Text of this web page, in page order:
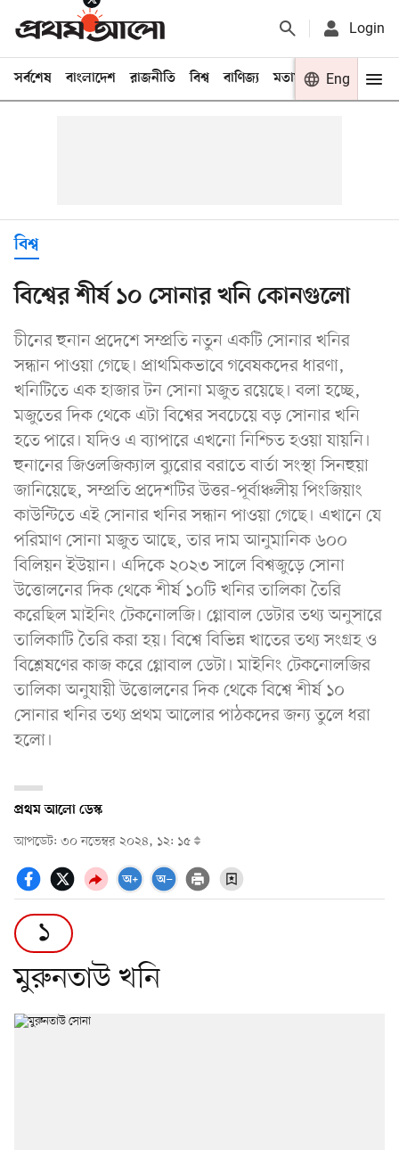
Login
সর্বশেষ বাংলাদেশ রাজনীতি বিশ্ব বাণিজ্য মতামত খেলা
Eng
বিশ্ব
বিশ্বের শীর্ষ ১০ সোনার খনি কোনগুলো
চীনের হুনান প্রদেশে সম্প্রতি নতুন একটি সোনার খনির
সন্ধান পাওয়া গেছে। প্রাথমিকভাবে গবেষকদের ধারণা,
খনিটিতে এক হাজার টন সোনা মজুত রয়েছে। বলা হচ্ছে,
মজুতের দিক থেকে এটা বিশ্বের সবচেয়ে বড় সোনার খনি
হতে পারে। যদিও এ ব্যাপারে এখনো নিশ্চিত হওয়া যায়নি।
হুনানের জিওলজিক্যাল ব্যুরোর বরাতে বার্তা সংস্থা সিনহুয়া
জানিয়েছে, সম্প্রতি প্রদেশটির উত্তর-পূর্বাঞ্চলীয় পিংজিয়াং
কাউন্টিতে এই সোনার খনির সন্ধান পাওয়া গেছে। এখানে যে
পরিমাণ সোনা মজুত আছে, তার দাম আনুমানিক ৬০০
বিলিয়ন ইউয়ান। এদিকে ২০২৩ সালে বিশ্বজুড়ে সোনা
উত্তোলনের দিক থেকে শীর্ষ ১০টি খনির তালিকা তৈরি
করেছিল মাইনিং টেকনোলজি। গ্লোবাল ডেটার তথ্য অনুসারে
তালিকাটি তৈরি করা হয়। বিশ্বে বিভিন্ন খাতের তথ্য সংগ্রহ ও
বিশ্লেষণের কাজ করে গ্লোবাল ডেটা। মাইনিং টেকনোলজির
তালিকা অনুযায়ী উত্তোলনের দিক থেকে বিশ্বে শীর্ষ ১০
সোনার খনির তথ্য প্রথম আলোর পাঠকদের জন্য তুলে ধরা
হলো।
প্রথম আলো ডেস্ক
আপডেট: ৩০ নভেম্বর ২০২৪, ১২: ১৫
১
মুরুনতাউ খনি